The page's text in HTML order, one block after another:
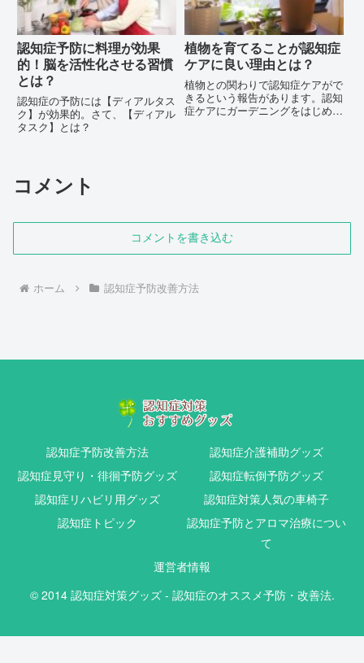
認知症予防に料理が効果
的！脳を活性化させる習慣
とは？
認知症の予防には【ディアルタス
ク】が効果的。さて、【ディアル
タスク】とは？
植物を育てることが認知症
ケアに良い理由とは？
植物との関わりで認知症ケアがで
きるという報告があります。認知
症ケアにガーデニングをはじめて
コメント
コメントを書き込む
ホーム 認知症予防改善方法
認知症予防改善方法
認知症介護補助グッズ
認知症見守り・徘徊予防グッズ
認知症転倒予防グッズ
認知症リハビリ用グッズ
認知症対策人気の車椅子
認知症トピック
認知症予防とアロマ治療につい
て
運営者情報
© 2014 認知症対策グッズ - 認知症のオススメ予防・改善法.